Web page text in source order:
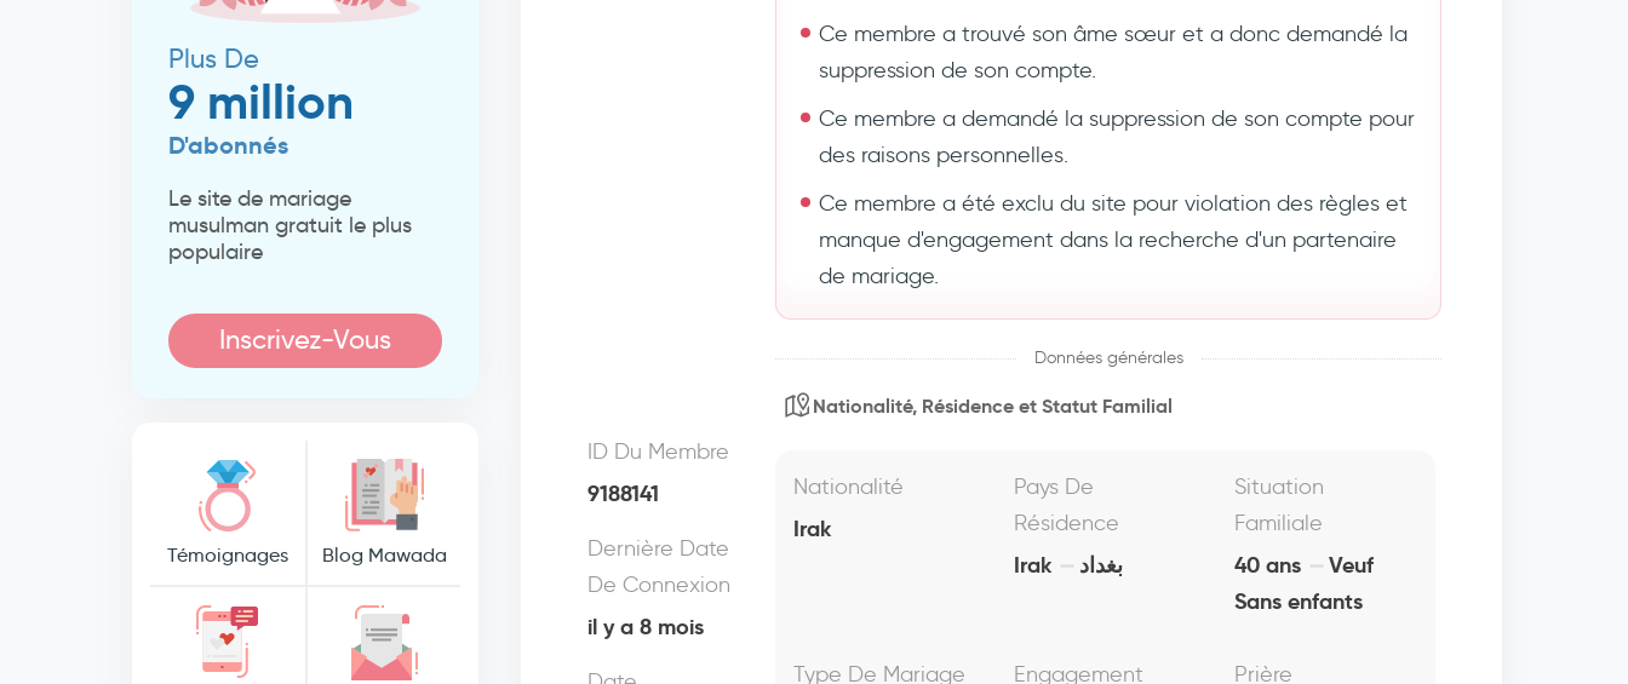
Plus De
9 million
D'abonnés
Le site de mariage
musulman gratuit le plus
populaire
Inscrivez-Vous
Témoignages Blog Mawada
Ce membre a trouvé son âme sœur et a donc demandé la
suppression de son compte.
Ce membre a demandé la suppression de son compte pour
des raisons personnelles.
Ce membre a été exclu du site pour violation des règles et
manque d'engagement dans la recherche d'un partenaire
de mariage.
Données générales
ID Du Membre
9188141
Dernière Date
De Connexion
il y a 8 mois
Nationalité, Résidence et Statut Familial
Nationalité
Irak
Pays De
Résidence
Irak بغداد
Situation
Familiale
40 ans
Veuf
Sans enfants
Type De Mariage
Engagement
Prière